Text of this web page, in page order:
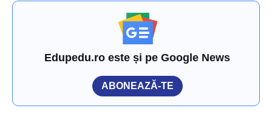
Edupedu.ro este și pe Google News
ABONEAZĂ-TE